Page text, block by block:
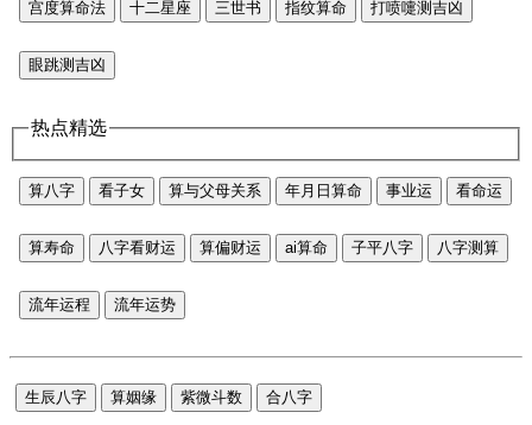
宫度算命法 十二星座 三世书 指纹算命 打喷嚏测吉凶
眼跳测吉凶
热点精选
算八字 看子女 算与父母关系 年月日算命 事业运 看命运
算寿命 八字看财运 算偏财运 ai算命 子平八字 八字测算
流年运程 流年运势
生辰八字 算姻缘 紫微斗数 合八字